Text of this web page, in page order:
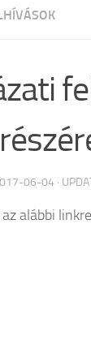
06-04 ·
alábbi